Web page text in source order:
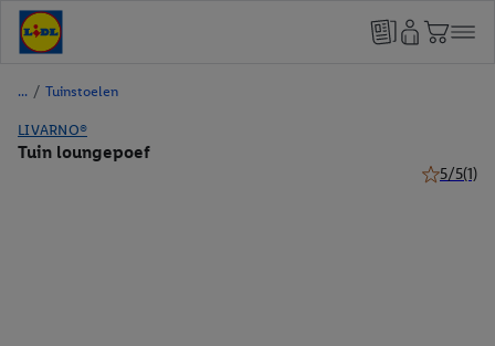
/ Tuinstoelen
LIVARNO®
Tuin loungepoef
5/5(1)